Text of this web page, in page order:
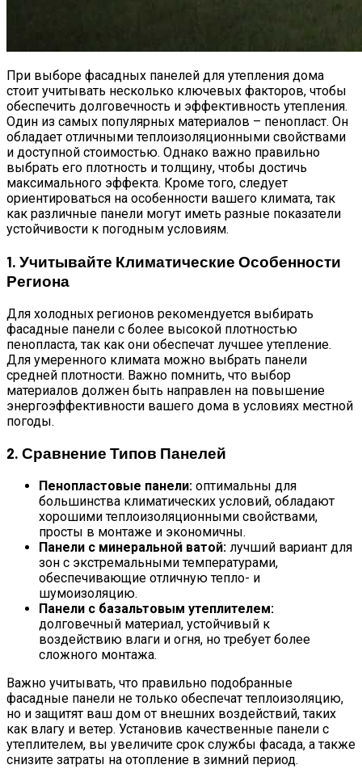
При выборе фасадных панелей для утепления дома
стоит учитывать несколько ключевых факторов, чтобы
обеспечить долговечность и эффективность утепления.
Один из самых популярных материалов – пенопласт. Он
обладает отличными теплоизоляционными свойствами
и доступной стоимостью. Однако важно правильно
выбрать его плотность и толщину, чтобы достичь
максимального эффекта. Кроме того, следует
ориентироваться на особенности вашего климата, так
как различные панели могут иметь разные показатели
устойчивости к погодным условиям.
1. Учитывайте Климатические Особенности
Региона
Для холодных регионов рекомендуется выбирать
фасадные панели с более высокой плотностью
пенопласта, так как они обеспечат лучшее утепление.
Для умеренного климата можно выбрать панели
средней плотности. Важно помнить, что выбор
материалов должен быть направлен на повышение
энергоэффективности вашего дома в условиях местной
погоды.
2. Сравнение Типов Панелей
Пенопластовые панели: оптимальны для
большинства климатических условий, обладают
хорошими теплоизоляционными свойствами,
просты в монтаже и экономичны.
Панели с минеральной ватой: лучший вариант для
зон с экстремальными температурами,
обеспечивающие отличную тепло- и
шумоизоляцию.
Панели с базальтовым утеплителем:
долговечный материал, устойчивый к
воздействию влаги и огня, но требует более
сложного монтажа.
Важно учитывать, что правильно подобранные
фасадные панели не только обеспечат теплоизоляцию,
но и защитят ваш дом от внешних воздействий, таких
как влагу и ветер. Установив качественные панели с
утеплителем, вы увеличите срок службы фасада, а также
снизите затраты на отопление в зимний период.